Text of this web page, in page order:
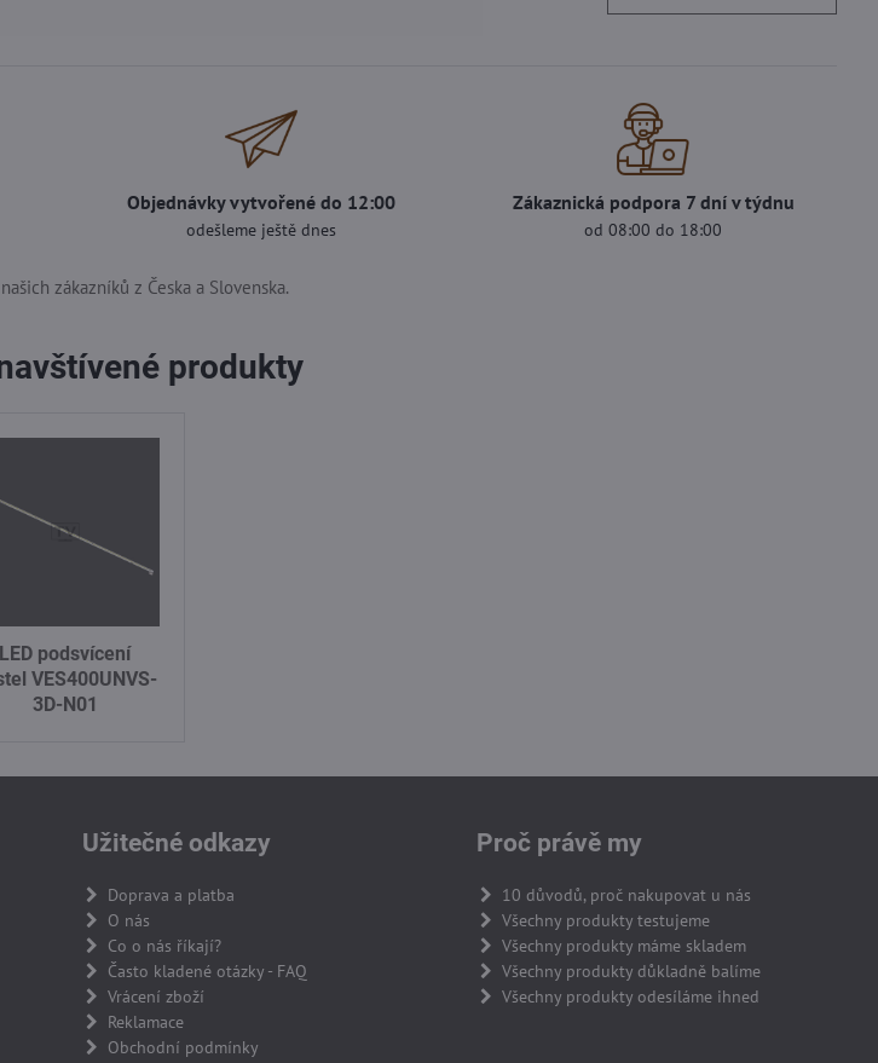
Objednávky vytvořené do 12:00
odešleme ještě dnes
Zákaznická podpora 7 dní v týdnu
od 08:00 do 18:00
zákazníků z Česka a Slovenska.
produkty
LED podsvícení
VES400UNVS-
3D-N01
Užitečné odkazy
Doprava a platba
O nás
Co o nás říkají?
Často kladené otázky - FAQ
Vrácení zboží
Reklamace
Obchodní podmínky
Proč právě my
10 důvodů, proč nakupovat u nás
Všechny produkty testujeme
Všechny produkty máme skladem
Všechny produkty důkladně balíme
Všechny produkty odesíláme ihned